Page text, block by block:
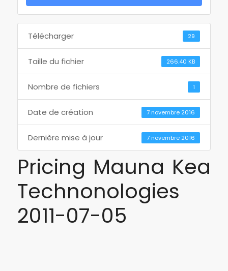
Télécharger 29
Taille du fichier 266.40 KB
Nombre de fichiers 1
Date de création 7 novembre 2016
Dernière mise à jour 7 novembre 2016
Pricing Mauna Kea
Technonologies
2011-07-05